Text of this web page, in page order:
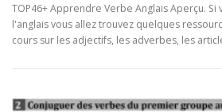
TOP46+ Apprendre Verbe Anglais Aperçu.
l'anglais vous allez trouvez quelques
cours sur les adjectifs, les adverbes, les